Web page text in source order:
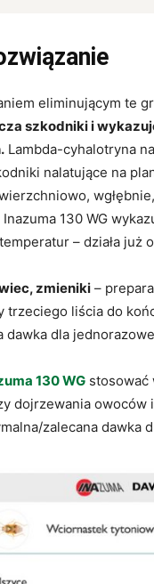
eliminującym te
szkodniki i
Lambda-cyhalotryna
nalatujące na
130 WG
– działa już
zmieniki –
trzeciego liścia do
dawka dla
130 WG stosować
dojrzewania owoców
zalecana dawka